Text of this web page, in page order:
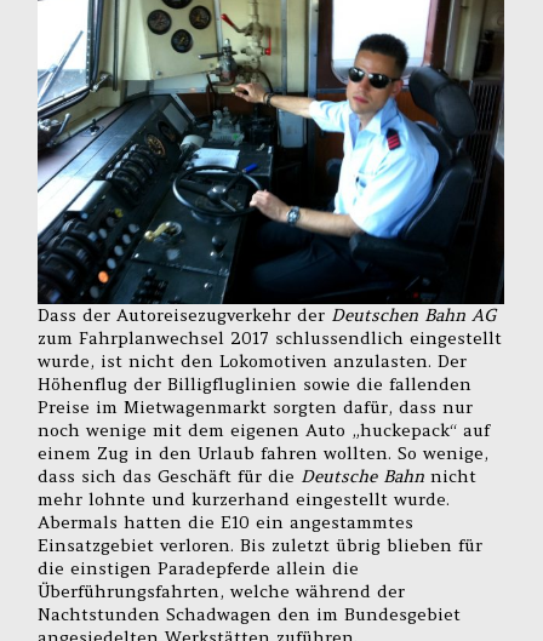
Dass der Autoreisezugverkehr der Deutschen Bahn AG
zum Fahrplanwechsel 2017 schlussendlich eingestellt
wurde, ist nicht den Lokomotiven anzulasten. Der
Höhenflug der Billigfluglinien sowie die fallenden
Preise im Mietwagenmarkt sorgten dafür, dass nur
noch wenige mit dem eigenen Auto „huckepack“ auf
einem Zug in den Urlaub fahren wollten. So wenige,
dass sich das Geschäft für die Deutsche Bahn nicht
mehr lohnte und kurzerhand eingestellt wurde.
Abermals hatten die E10 ein angestammtes
Einsatzgebiet verloren. Bis zuletzt übrig blieben für
die einstigen Paradepferde allein die
Überführungsfahrten, welche während der
Nachtstunden Schadwagen den im Bundesgebiet